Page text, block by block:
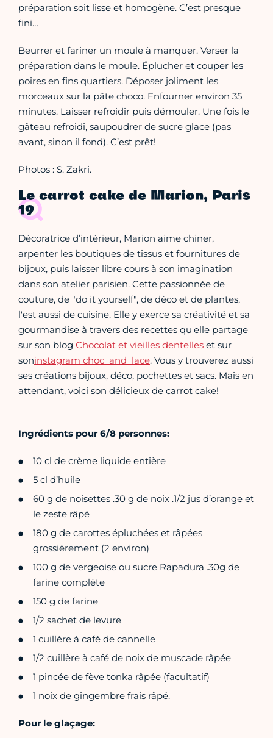
préparation soit lisse et homogène. C’est presque
fini…
Beurrer et fariner un moule à manquer. Verser la
préparation dans le moule. Éplucher et couper les
poires en fins quartiers. Déposer joliment les
morceaux sur la pâte choco. Enfourner environ 35
minutes. Laisser refroidir puis démouler. Une fois le
gâteau refroidi, saupoudrer de sucre glace (pas
avant, sinon il fond). C’est prêt!
Photos : S. Zakri.
Le carrot cake de Marion, Paris
19
Décoratrice d’intérieur, Marion aime chiner,
arpenter les boutiques de tissus et fournitures de
bijoux, puis laisser libre cours à son imagination
dans son atelier parisien. Cette passionnée de
couture, de "do it yourself", de déco et de plantes,
l'est aussi de cuisine. Elle y exerce sa créativité et sa
gourmandise à travers des recettes qu'elle partage
sur son blog Chocolat et vieilles dentelles et sur
soninstagram choc_and_lace. Vous y trouverez aussi
ses créations bijoux, déco, pochettes et sacs. Mais en
attendant, voici son délicieux de carrot cake!
Ingrédients pour 6/8 personnes:
10 cl de crème liquide entière
5 cl d’huile
60 g de noisettes .30 g de noix .1/2 jus d’orange et
le zeste râpé
180 g de carottes épluchées et râpées
grossièrement (2 environ)
100 g de vergeoise ou sucre Rapadura .30g de
farine complète
150 g de farine
1/2 sachet de levure
1 cuillère à café de cannelle
1/2 cuillère à café de noix de muscade râpée
1 pincée de fève tonka râpée (facultatif)
1 noix de gingembre frais râpé.
Pour le glaçage: